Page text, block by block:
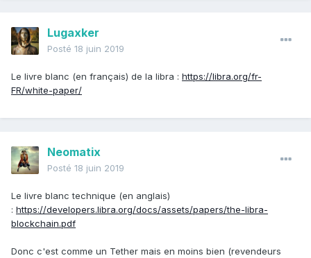
Lugaxker
Posté 18 juin 2019
Le livre blanc (en français) de la libra : https://libra.org/fr-
FR/white-paper/
Neomatix
Posté 18 juin 2019
Le livre blanc technique (en anglais)
: https://developers.libra.org/docs/assets/papers/the-libra-
blockchain.pdf
Donc c'est comme un Tether mais en moins bien (revendeurs